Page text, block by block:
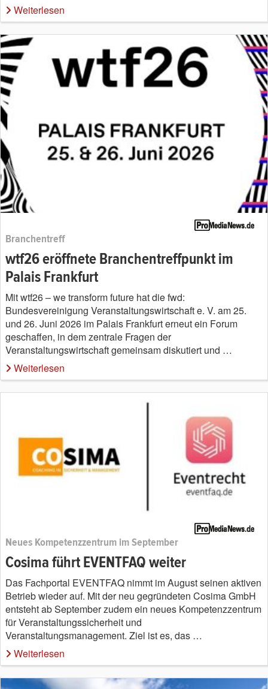
Weiterlesen
Branchentreff
wtf26 eröffnete Branchentreffpunkt im
Palais Frankfurt
Mit wtf26 – we transform future hat die fwd:
Bundesvereinigung Veranstaltungswirtschaft e. V. am 25.
und 26. Juni 2026 im Palais Frankfurt erneut ein Forum
geschaffen, in dem zentrale Fragen der
Veranstaltungswirtschaft gemeinsam diskutiert und …
Weiterlesen
Neues Kompetenzzentrum im September
Cosima führt EVENTFAQ weiter
Das Fachportal EVENTFAQ nimmt im August seinen aktiven
Betrieb wieder auf. Mit der neu gegründeten Cosima GmbH
entsteht ab September zudem ein neues Kompetenzzentrum
für Veranstaltungssicherheit und
Veranstaltungsmanagement. Ziel ist es, das …
Weiterlesen